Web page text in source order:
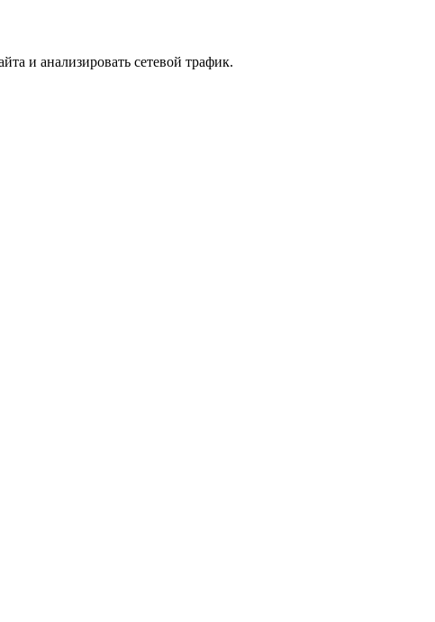
и анализировать сетевой трафик.